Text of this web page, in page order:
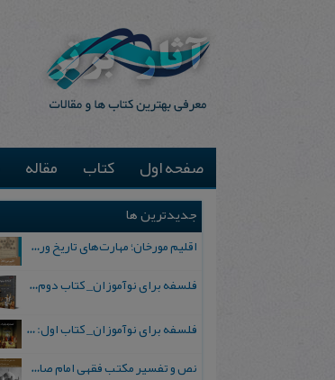
صفحه اول کتاب مقاله
جدیدترین ها
اقلیم مورخان؛ مهارت‌های تاریخ ورزی علمی
فلسفه برای نوآموزان_ کتاب دوم: پرسش درباره واقعیت و معرفت
فلسفه برای نوآموزان_ کتاب اول: تردید در باورهای رایج
نص و تفسیر مکتب فقهی امام صادق علیه السلام